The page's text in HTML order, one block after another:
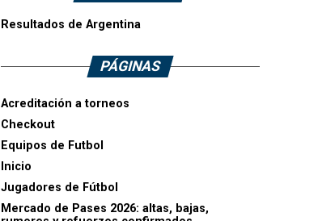
Resultados de Argentina
PÁGINAS
Acreditación a torneos
Checkout
Equipos de Futbol
Inicio
Jugadores de Fútbol
Mercado de Pases 2026: altas, bajas,